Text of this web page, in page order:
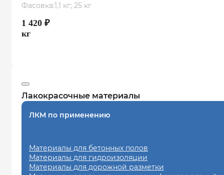
Фасовка:1,1 кг; 25 кг
1 420 ₽
кг
Лакокрасочные материалы
ЛКМ по применению
Материалы для бетонных полов
Материалы для гидроизоляции
Материалы для дорожной разметки